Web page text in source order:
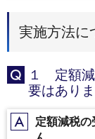
実施方法に
Q
１ 定額減
要はありま
定額減税